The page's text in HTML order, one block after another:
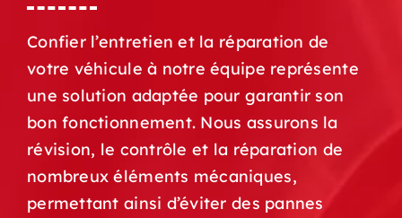
Confier l’entretien et la réparation de
votre véhicule à notre équipe représente
une solution adaptée pour garantir son
bon fonctionnement. Nous assurons la
révision, le contrôle et la réparation de
nombreux éléments mécaniques,
permettant ainsi d’éviter des pannes